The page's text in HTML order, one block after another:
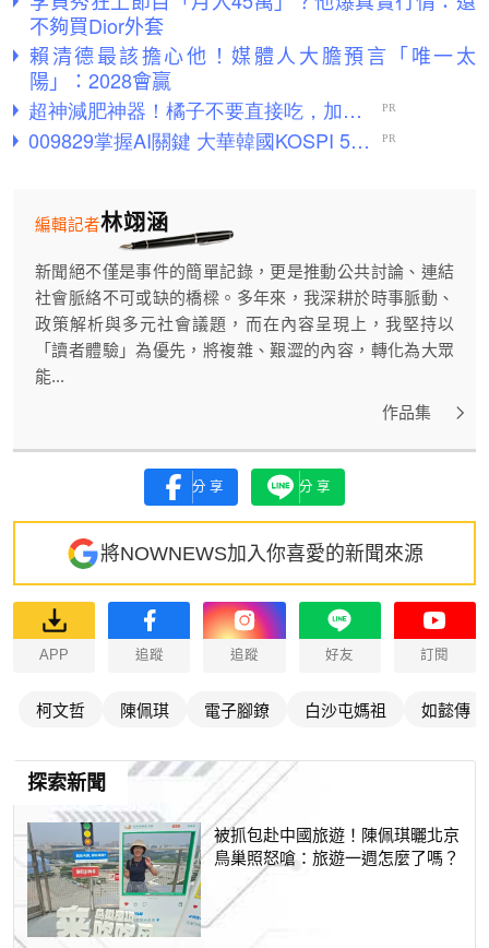
不夠買Dior外套
賴清德最該擔心他！媒體人大膽預言「唯一太
陽」：2028會贏
林翊涵
編輯記者
新聞絕不僅是事件的簡單記錄，更是推動公共討論、連結
社會脈絡不可或缺的橋樑。多年來，我深耕於時事脈動、
政策解析與多元社會議題，而在內容呈現上，我堅持以
「讀者體驗」為優先，將複雜、艱澀的內容，轉化為大眾
能...
作品集
分享 分享
將NOWNEWS加入你喜愛的新聞來源
APP 追蹤 追蹤 好友 訂閱
柯文哲 陳佩琪 電子腳鐐 白沙屯媽祖 如懿傳
探索新聞
被抓包赴中國旅遊！陳佩琪曬北京
鳥巢照怒嗆：旅遊一週怎麼了嗎？